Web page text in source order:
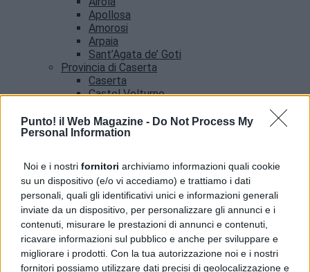
Punto! il Web Magazine - Do Not Process My
Personal Information
Noi e i nostri fornitori archiviamo informazioni quali cookie
su un dispositivo (e/o vi accediamo) e trattiamo i dati
personali, quali gli identificativi unici e informazioni generali
inviate da un dispositivo, per personalizzare gli annunci e i
contenuti, misurare le prestazioni di annunci e contenuti,
ricavare informazioni sul pubblico e anche per sviluppare e
migliorare i prodotti. Con la tua autorizzazione noi e i nostri
fornitori possiamo utilizzare dati precisi di geolocalizzazione e
Apollosa
Amorosi
Arpaia
Sant’Agata de’ Goti
Provincia di Caserta
Caserta
Castel Volturno
Provincia di Salerno
Salerno
Amalfi
Angri
Castellabate
News